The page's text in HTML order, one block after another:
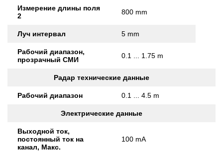
Измерение длины поля
2
800 mm
Луч интервал 5 mm
Рабочий диапазон,
прозрачный СМИ
0.1 ... 1.75 m
Радар технические данные
Рабочий диапазон 0.1 ... 4.5 m
Электрические данные
Выходной ток,
постоянный ток на
канал, Макс.
100 mA